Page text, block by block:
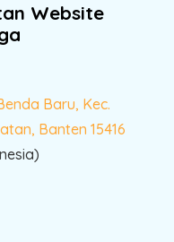
Website
Baru, Kec.
Banten 15416